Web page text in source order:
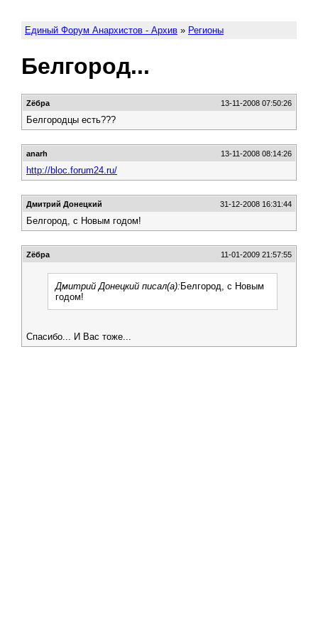
Единый Форум Анархистов - Архив » Регионы
Белгород...
Zёбра 13-11-2008 07:50:26
Белгородцы есть???
anarh 13-11-2008 08:14:26
http://bloc.forum24.ru/
Дмитрий Донецкий 31-12-2008 16:31:44
Белгород, с Новым годом!
Zёбра 11-01-2009 21:57:55
Дмитрий Донецкий писал(а): Белгород, с Новым
годом!
Спасибо... И Вас тоже...